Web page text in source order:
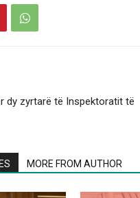
dy zyrtarë të Inspektoratit të
MORE FROM AUTHOR